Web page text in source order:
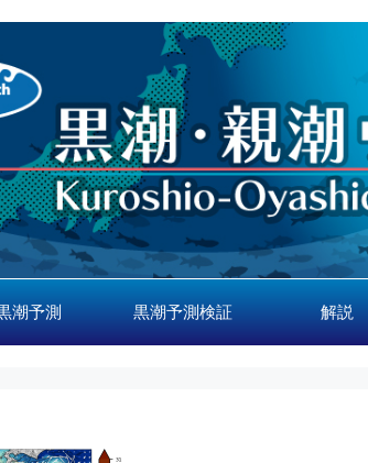
潮予測 黒潮予測検証 解説